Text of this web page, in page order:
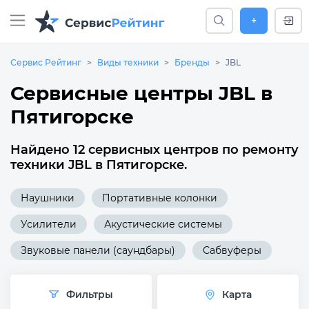
+
Сервис Рейтинг Виды техники Бренды JBL
Сервисные центры JBL в
Пятигорске
Найдено 12 сервисных центров по ремонту
техники JBL в Пятигорске.
Наушники Портативные колонки
Усилители Акустические системы
Звуковые панели (саундбары) Сабвуферы
Фильтры Карта